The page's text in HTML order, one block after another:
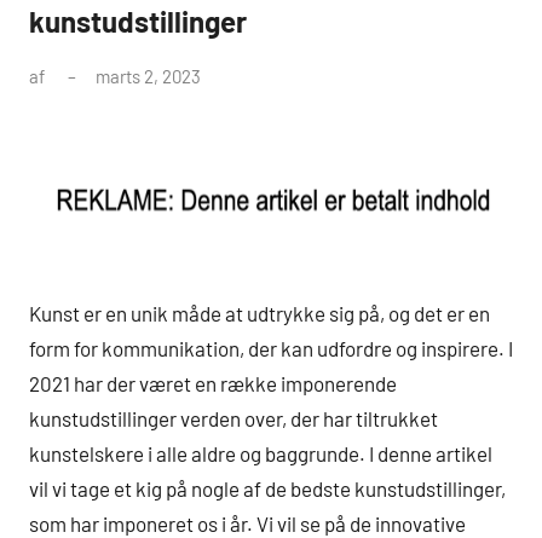
kunstudstillinger
af marts 2, 2023
Kunst er en unik måde at udtrykke sig på, og det er en
form for kommunikation, der kan udfordre og inspirere. I
2021 har der været en række imponerende
kunstudstillinger verden over, der har tiltrukket
kunstelskere i alle aldre og baggrunde. I denne artikel
vil vi tage et kig på nogle af de bedste kunstudstillinger,
som har imponeret os i år. Vi vil se på de innovative